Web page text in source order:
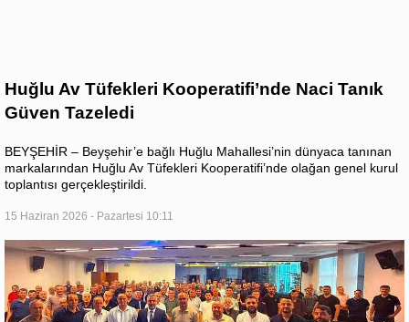
Huğlu Av Tüfekleri Kooperatifi’nde Naci Tanık
Güven Tazeledi
BEYŞEHİR – Beyşehir’e bağlı Huğlu Mahallesi’nin dünyaca tanınan
markalarından Huğlu Av Tüfekleri Kooperatifi’nde olağan genel kurul
toplantısı gerçekleştirildi.
15 Haziran 2026 - Pazartesi 10:11